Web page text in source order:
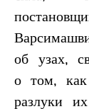
об узах,
о том, как
разлуки